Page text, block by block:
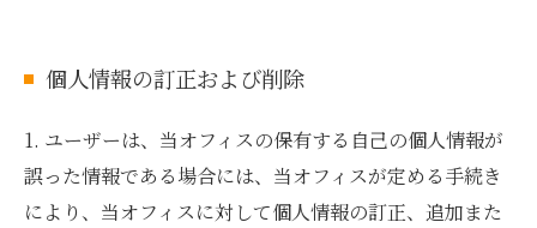
個人情報の訂正および削除
1. ユーザーは、当オフィスの保有する自己の個人情報が
誤った情報である場合には、当オフィスが定める手続き
により、当オフィスに対して個人情報の訂正、追加また